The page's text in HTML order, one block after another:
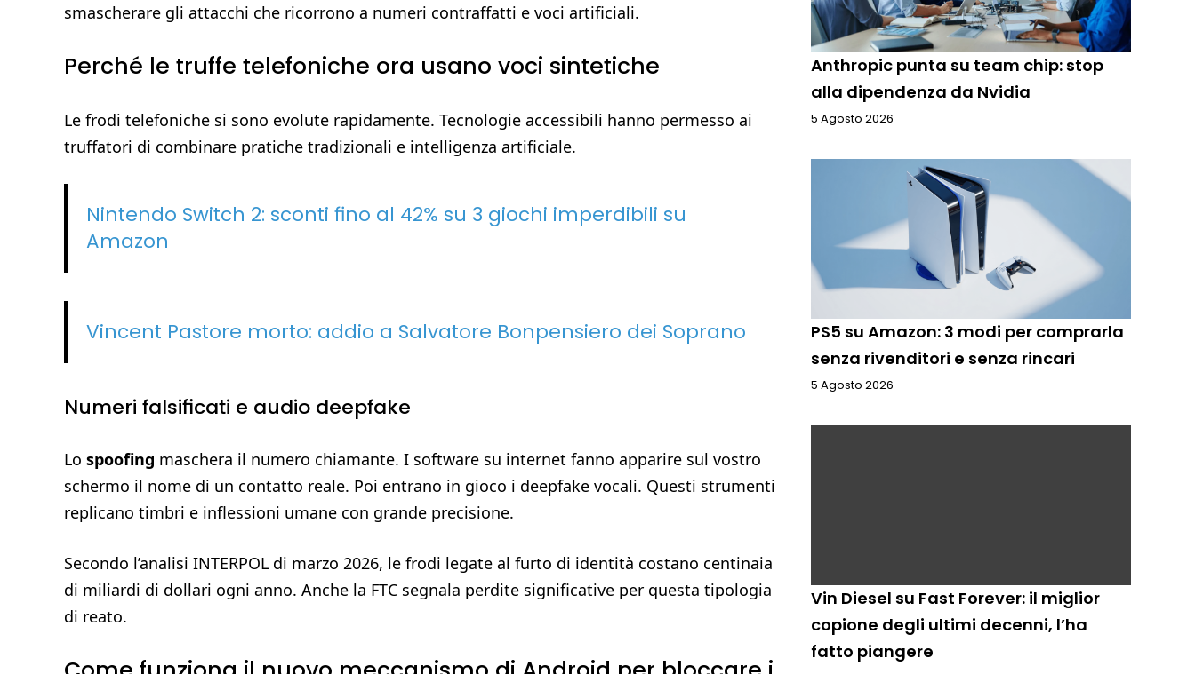
smascherare gli attacchi che ricorrono a numeri contraffatti e voci artificiali.
Perché le truffe telefoniche ora usano voci sintetiche
Le frodi telefoniche si sono evolute rapidamente. Tecnologie accessibili hanno permesso ai
truffatori di combinare pratiche tradizionali e intelligenza artificiale.
Nintendo Switch 2: sconti fino al 42% su 3 giochi imperdibili su
Amazon
Vincent Pastore morto: addio a Salvatore Bonpensiero dei Soprano
Numeri falsificati e audio deepfake
Lo spoofing maschera il numero chiamante. I software su internet fanno apparire sul vostro
schermo il nome di un contatto reale. Poi entrano in gioco i deepfake vocali. Questi strumenti
replicano timbri e inflessioni umane con grande precisione.
Secondo l’analisi INTERPOL di marzo 2026, le frodi legate al furto di identità costano centinaia
di miliardi di dollari ogni anno. Anche la FTC segnala perdite significative per questa tipologia
di reato.
Anthropic punta su team chip: stop
alla dipendenza da Nvidia
5 Agosto 2026
PS5 su Amazon: 3 modi per comprarla
senza rivenditori e senza rincari
5 Agosto 2026
Vin Diesel su Fast Forever: il miglior
copione degli ultimi decenni, l’ha
fatto piangere